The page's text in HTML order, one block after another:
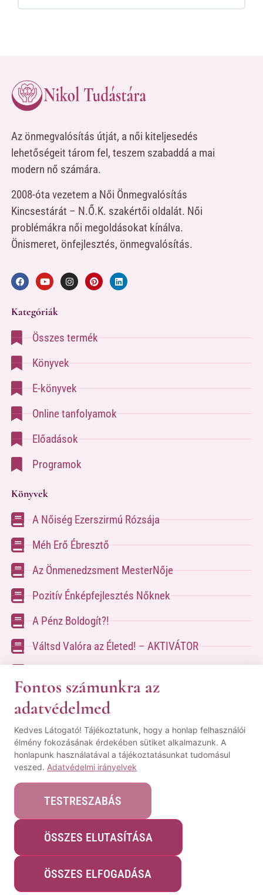
Az önmegvalósítás útját, a női kiteljesedés
lehetőségeit tárom fel, teszem szabaddá a mai
modern nő számára.
2008-óta vezetem a Női Önmegvalósítás
Kincsestárát – N.Ő.K. szakértői oldalát. Női
problémákra női megoldásokat kínálva.
Önismeret, önfejlesztés, önmegvalósítás.
Kategóriák
Összes termék
Könyvek
E-könyvek
Online tanfolyamok
Előadások
Programok
Könyvek
A Nőiség Ezerszirmú Rózsája
Méh Erő Ébresztő
Az Önmenedzsment MesterNője
Pozitív Énképfejlesztés Nőknek
A Pénz Boldogít?!
Váltsd Valóra az Életed! – AKTIVÁTOR
A kapcsolatfelvételhez kérlek tölsd ki az űrlapot
aKapcsolat oldalon
© Minden jog fenntartva! | Pozsgai Nikoletta Tudástára.
|ÁSZF|Adatvédelmi Nyilatkozat
Webshopot készítette:WeblapMentor
Fontos számunkra az
adatvédelmed
Kedves Látogató! Tájékoztatunk, hogy a honlap felhasználói
élmény fokozásának érdekében sütiket alkalmazunk. A
honlapunk használatával a tájékoztatásunkat tudomásul
veszed. Adatvédelmi irányelvek
TESTRESZABÁS
ÖSSZES ELUTASÍTÁSA
ÖSSZES ELFOGADÁSA